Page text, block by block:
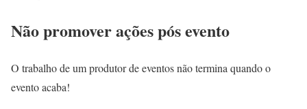
Não promover ações pós evento
O trabalho de um produtor de eventos não termina quando o
evento acaba!